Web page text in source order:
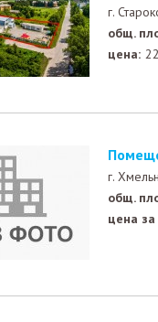
г.
общ.
цена:
г.
общ.
цена